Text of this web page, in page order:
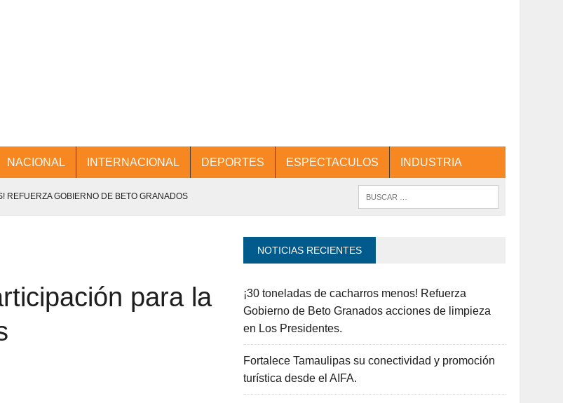
NACIONAL INTERNACIONAL DEPORTES ESPECTACULOS INDUSTRIA
REFUERZA GOBIERNO DE BETO GRANADOS
MESA DE TRABAJO CON PRESIDENTES
DEL GOLFO DE MÉXICO.
para la
NOTICIAS RECIENTES
¡30 toneladas de cacharros menos! Refuerza
Gobierno de Beto Granados acciones de limpieza
en Los Presidentes.
Fortalece Tamaulipas su conectividad y promoción
turística desde el AIFA.